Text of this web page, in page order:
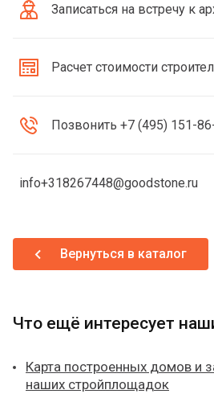
Записаться на встречу к
Расчет стоимости
Позвонить +7 (495) 151-
info+318267448@goodstone.ru
Вернуться в каталог
Что ещё интересует
Карта построенных домов и
наших стройплощадок